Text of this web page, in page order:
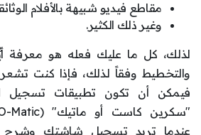
مقاطع فيديو شبيهة بالأفلام
وغير ذلك الكثير.
لذلك، كل ما عليك فعله هو معرفة
والتخطيط وفقاً لذلك، فإذا كنت تشعر
فيمكن أن تكون تطبيقات تسجيل
عندما تريد تسجيل شاشتك وشرح